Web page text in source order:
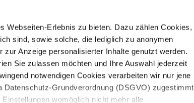
Webseiten-Erlebnis zu bieten. Dazu zählen Cookies,
sind, sowie solche, die lediglich zu anonymen
Anzeige personalisierter Inhalte genutzt werden.
Sie zulassen möchten und Ihre Auswahl jederzeit
notwendigen Cookies verarbeiten wir nur jene
Grundverordnung (DSGVO) zugestimmt
womöglich nicht mehr alle